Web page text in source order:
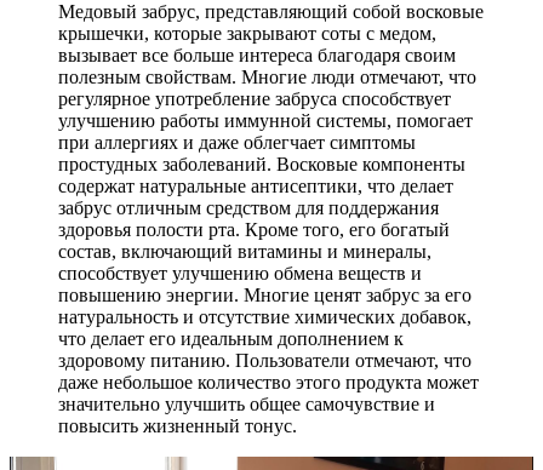
Медовый забрус, представляющий собой восковые
крышечки, которые закрывают соты с медом,
вызывает все больше интереса благодаря своим
полезным свойствам. Многие люди отмечают, что
регулярное употребление забруса способствует
улучшению работы иммунной системы, помогает
при аллергиях и даже облегчает симптомы
простудных заболеваний. Восковые компоненты
содержат натуральные антисептики, что делает
забрус отличным средством для поддержания
здоровья полости рта. Кроме того, его богатый
состав, включающий витамины и минералы,
способствует улучшению обмена веществ и
повышению энергии. Многие ценят забрус за его
натуральность и отсутствие химических добавок,
что делает его идеальным дополнением к
здоровому питанию. Пользователи отмечают, что
даже небольшое количество этого продукта может
значительно улучшить общее самочувствие и
повысить жизненный тонус.